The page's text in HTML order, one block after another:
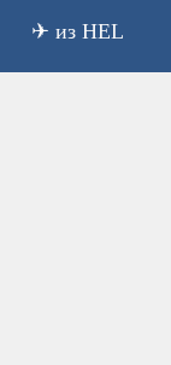
✈ из HEL